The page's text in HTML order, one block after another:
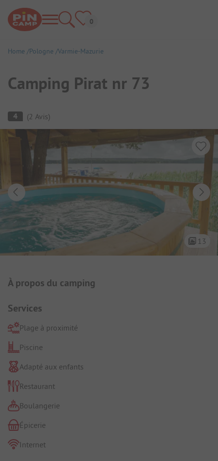
Home Pologne Varmie-Mazurie
Camping Pirat nr 73
Aperçu du camping
4 (2 Avis)
13
Présentation du camping
À propos du camping
Services
Plage à proximité
Piscine
Adapté aux enfants
Restaurant
Boulangerie
Épicerie
Internet